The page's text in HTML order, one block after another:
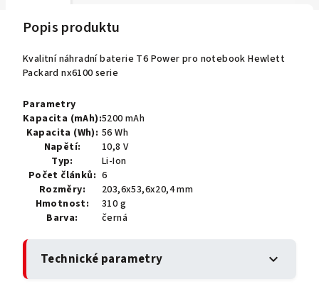
Popis produktu
Kvalitní náhradní baterie T6 Power pro notebook Hewlett
Packard nx6100 serie
Parametry
Kapacita (mAh):5200 mAh
Kapacita (Wh): 56 Wh
Napětí:
10,8 V
Typ:
Li-Ion
Počet článků: 6
Rozměry:
203,6x53,6x20,4 mm
Hmotnost:
310 g
Barva:
černá
Technické parametry expand_more